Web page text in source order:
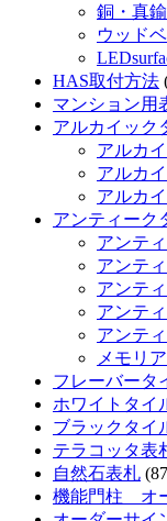
銅・真
ウッド
HAS取付方法
マンション用
アルカイック
アルカ
アルカ
アルカ
アンティーク
アンテ
アンテ
アンテ
アンテ
アンテ
メモリ
フレーバータ
ホワイトタイ
ブラックタイ
テラコッタ表
自然石表札
機能門柱 オ